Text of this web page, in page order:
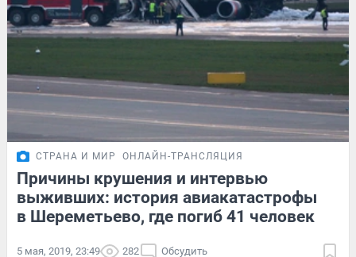
СТРАНА И МИР ОНЛАЙН-ТРАНСЛЯЦИЯ
Причины крушения и интервью
выживших: история авиакатастрофы
в Шереметьево, где погиб 41 человек
5 мая, 2019, 23:49 282 Обсудить